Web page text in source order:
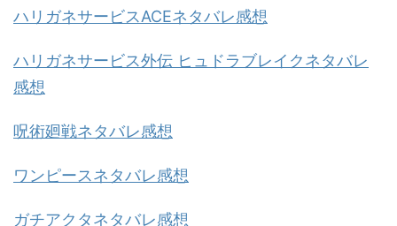
ハリガネサービスACEネタバレ感想
ハリガネサービス外伝 ヒュドラブレイクネタバレ
感想
呪術廻戦ネタバレ感想
ワンピースネタバレ感想
ガチアクタネタバレ感想